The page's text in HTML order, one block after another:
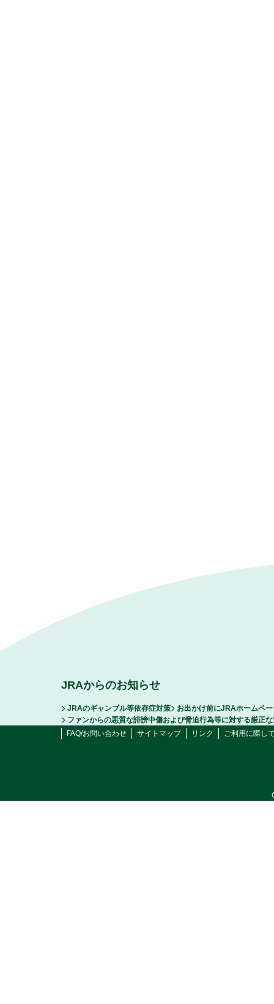
JRAからのお知らせ
JRAのギャンブル等依存症対策
お出かけ前にJRAホームペ
ファンからの悪質な誹謗中傷および脅迫行為等に対する厳正
FAQ/お問い合わせ
サイトマップ リンク ご利用に際し